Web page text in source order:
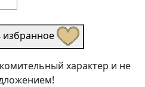
избранное
характер и не